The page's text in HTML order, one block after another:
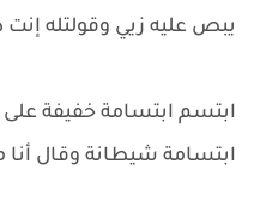
يبص عليه زيي وقولتله
ابتسم ابتسامة خفيفة
ابتسامة شيطانة وقال